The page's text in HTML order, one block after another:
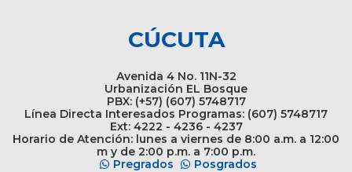
CÚCUTA
Avenida 4 No. 11N-32
Urbanización EL Bosque
PBX: (+57) (607) 5748717
Línea Directa Interesados Programas: (607) 5748717
Ext: 4222 - 4236 - 4237
Horario de Atención: lunes a viernes de 8:00 a.m. a 12:00
m y de 2:00 p.m. a 7:00 p.m.
Pregrados
Posgrados